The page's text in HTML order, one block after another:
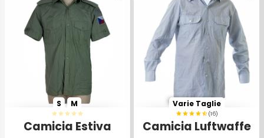
Camicia Estiva
S M
(16)
Camicia Luftwaffe
Varie Taglie